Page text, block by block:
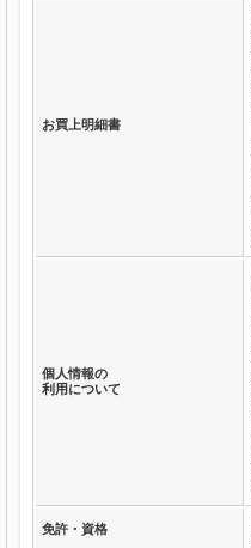
お買上明細書
個人情報の
利用について
免許・資格